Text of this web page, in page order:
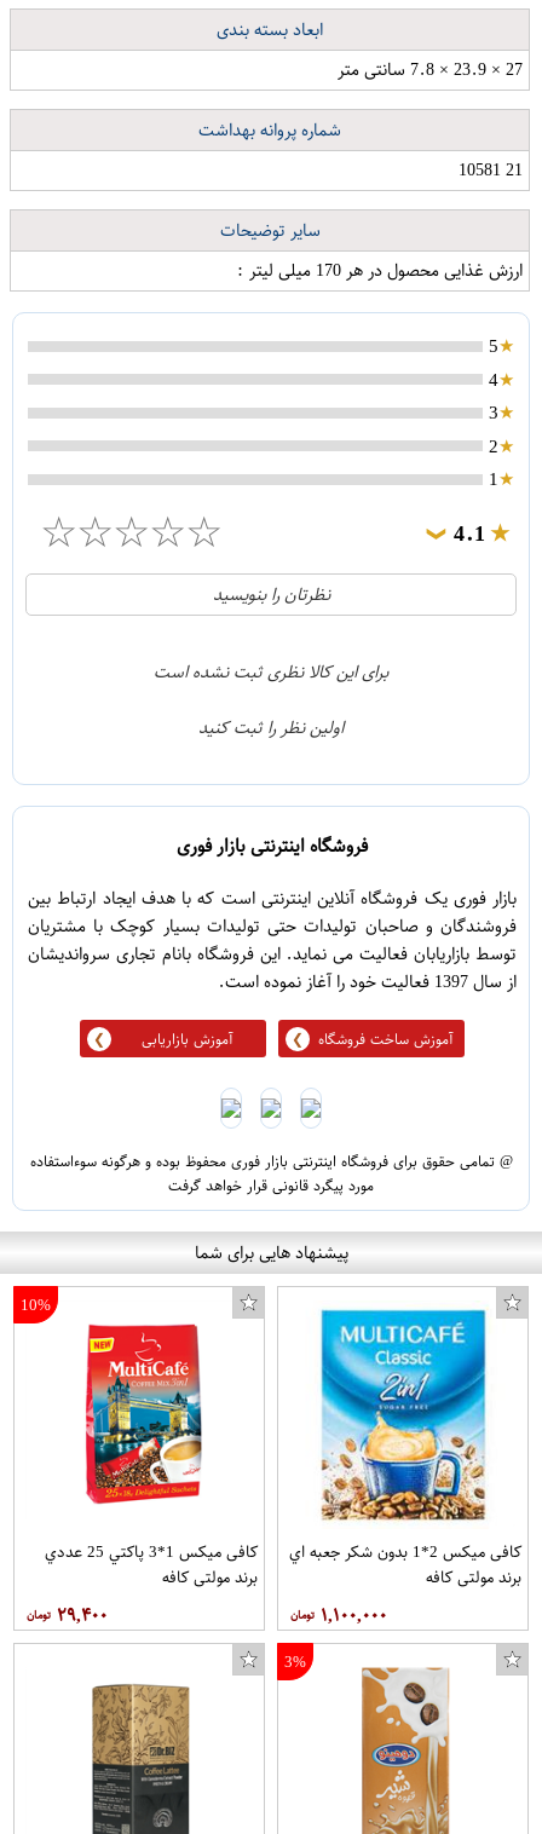
ابعاد بسته بندی
27 × 23.9 × 7.8 سانتی متر
شماره پروانه بهداشت
21 10581
سایر توضیحات
ارزش غذایی محصول در هر 170 میلی لیتر :
5
4
3
2
1
4.1
❯
☆
☆
☆
☆
☆
21
1
نظرتان را بنویسید
برای این کالا نظری ثبت نشده است
اولین نظر را ثبت کنید
فروشگاه اینترنتی بازار فوری
بازار فوری یک فروشگاه آنلاین اینترنتی است که با هدف ایجاد ارتباط بین
فروشندگان و صاحبان تولیدات حتی تولیدات بسیار کوچک با مشتریان
توسط بازاریابان فعالیت می نماید. این فروشگاه بانام تجاری سرواندیشان
از سال 1397 فعالیت خود را آغاز نموده است.
آموزش ساخت فروشگاه آموزش بازاریابی
@ تمامی حقوق برای فروشگاه اینترنتی بازار فوری محفوظ بوده و هرگونه سوءاستفاده
مورد پیگرد قانونی قرار خواهد گرفت
پیشنهاد هایی برای شما
کافی میکس 2*1 بدون شکر جعبه اي
برند مولتی کافه
۱,۱۰۰,۰۰۰
10%
کافی میکس 1*3 پاکتي 25 عددي
برند مولتی کافه
۲۹,۴۰۰
3%